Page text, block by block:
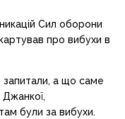
Сил оборони
про вибухи в
запитали, а що саме
Джанкої,
були за вибухи.